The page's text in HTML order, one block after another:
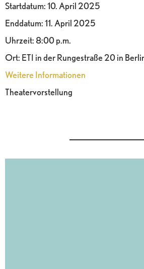
Startdatum:10. April 2025
Enddatum:11. April 2025
Uhrzeit: 8:00 p.m.
Ort: ETI in der Rungestraße 20 in
Weitere Informationen
Theatervorstellung